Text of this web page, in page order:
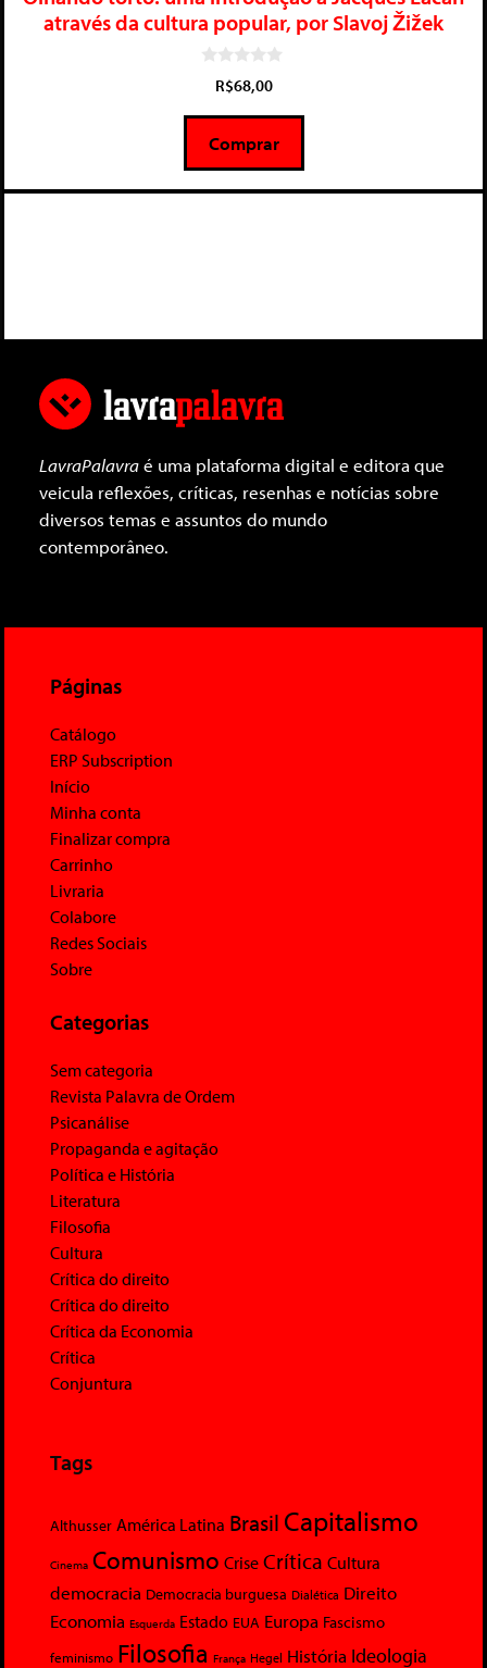
através da cultura popular, por Slavoj Žižek
5
R$68,00
Comprar
LavraPalavraé uma plataforma digital e editora que
veicula reflexões, críticas, resenhas e notícias sobre
diversos temas e assuntos do mundo
contemporâneo.
Páginas
Catálogo
ERP Subscription
Início
Minha conta
Finalizar compra
Carrinho
Livraria
Colabore
Redes Sociais
Sobre
Categorias
Sem categoria
Revista Palavra de Ordem
Psicanálise
Propaganda e agitação
Política e História
Literatura
Filosofia
Cultura
Crítica do direito
Crítica do direito
Crítica da Economia
Crítica
Conjuntura
Tags
Althusser América Latina Brasil Capitalismo
Cinema Comunismo Crise Crítica Cultura
democracia Democracia burguesa Dialética Direito
Economia Esquerda Estado EUA Europa Fascismo
feminismo Filosofia França Hegel História Ideologia